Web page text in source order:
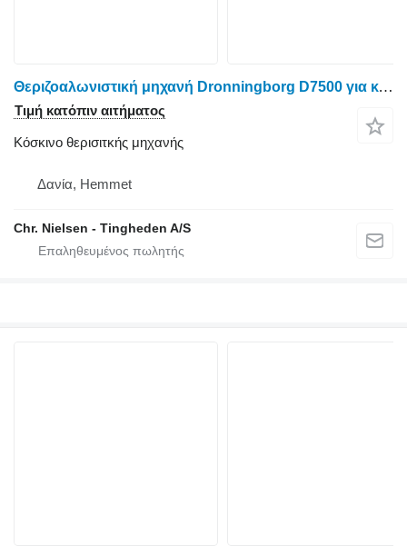
Θεριζοαλωνιστική μηχανή Dronningborg D7500 για κόσκινο θερισιτκής μηχανής
Τιμή κατόπιν αιτήματος
Κόσκινο θερισιτκής μηχανής
Δανία, Hemmet
Chr. Nielsen - Tingheden A/S